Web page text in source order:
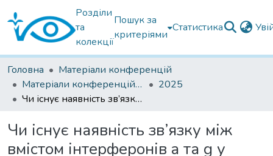
Розділи
та
колекції
Пошук за
критеріями
Статистика
Головна
Матеріали конференцій
Матеріали конференцій інших установ
2025
Чи існує наявність зв’язку між вмістом інтерферонів a та g у слізній рідині та плазмі крові хворих на ідіопатичний увеїт?
Чи існує наявність зв’язку між
вмістом інтерферонів a та g у